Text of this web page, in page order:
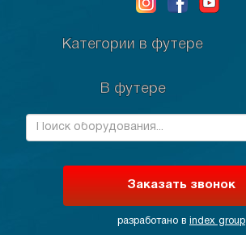
Категории в футере
В футере
Заказать звонок
разработано в index group